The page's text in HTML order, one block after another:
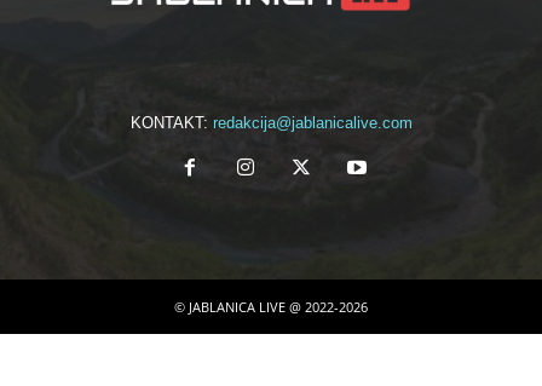
KONTAKT: redakcija@jablanicalive.com
© JABLANICA LIVE @ 2022-2026